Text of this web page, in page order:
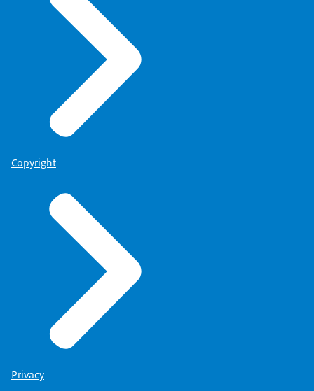
Opdrachten voor relatief eenvoudige werken in de
Copyright
Privacy